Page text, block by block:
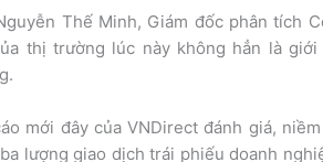
Thế Minh, Giám đốc phân tích
thị trường lúc này không hẳn là
mới đây của VNDirect đánh giá,
lượng giao dịch trái phiếu doanh